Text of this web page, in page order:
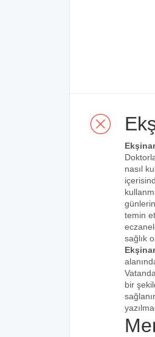
nasıl
temin
sağlık
bir